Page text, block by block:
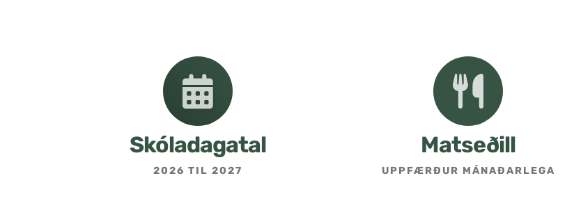
Skóladagatal
2026 TIL 2027
Matseðill
UPPFÆRÐUR MÁNAÐARLEGA